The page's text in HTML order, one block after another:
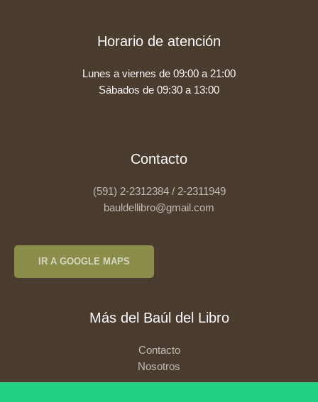
Horario de atención
Lunes a viernes de 09:00 a 21:00
Sábados de 09:30 a 13:00
Contacto
(591) 2-2312384 / 2-2311949
bauldellibro@gmail.com
IR A GOOGLE MAPS
Más del Baúl del Libro
Contacto
Nosotros